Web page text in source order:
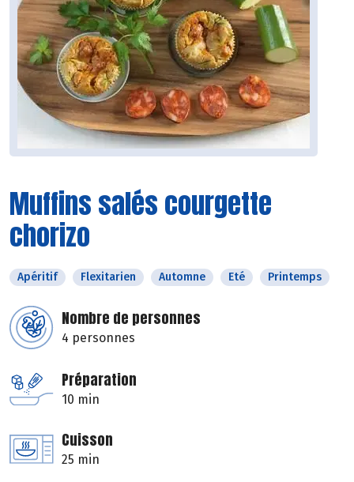
Muffins salés courgette
chorizo
Apéritif Flexitarien Automne Eté Printemps
Nombre de personnes
4 personnes
Préparation
10 min
Cuisson
25 min